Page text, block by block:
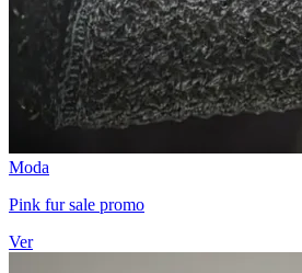
Moda
Pink fur sale promo
Ver